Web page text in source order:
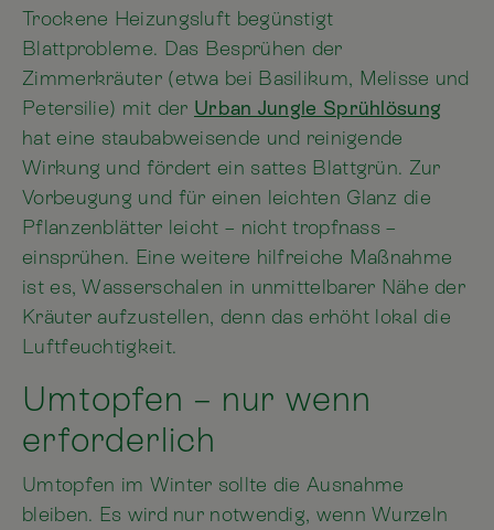
Trockene Heizungsluft begünstigt
Blattprobleme. Das Besprühen der
Zimmerkräuter (etwa bei Basilikum, Melisse und
Petersilie) mit der Urban Jungle Sprühlösung
hat eine staubabweisende und reinigende
Wirkung und fördert ein sattes Blattgrün. Zur
Vorbeugung und für einen leichten Glanz die
Pflanzenblätter leicht – nicht tropfnass –
einsprühen. Eine weitere hilfreiche Maßnahme
ist es, Wasserschalen in unmittelbarer Nähe der
Kräuter aufzustellen, denn das erhöht lokal die
Luftfeuchtigkeit.
Umtopfen – nur wenn
erforderlich
Umtopfen im Winter sollte die Ausnahme
bleiben. Es wird nur notwendig, wenn Wurzeln